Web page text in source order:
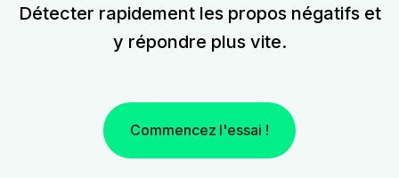
Détecter rapidement les propos négatifs et
y répondre plus vite.
Commencez l'essai !